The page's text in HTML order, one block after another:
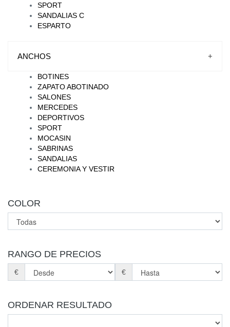
SPORT
SANDALIAS C
ESPARTO
ANCHOS +
BOTINES
ZAPATO ABOTINADO
SALONES
MERCEDES
DEPORTIVOS
SPORT
MOCASIN
SABRINAS
SANDALIAS
CEREMONIA Y VESTIR
COLOR
RANGO DE PRECIOS
€ €
ORDENAR RESULTADO